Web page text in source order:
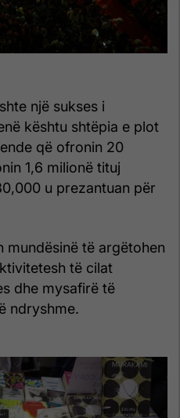
një sukses i
kështu shtëpia e plot
që ofronin 20
1,6 milionë tituj
u prezantuan për
mundësinë të argëtohen
të cilat
dhe mysafirë të
ndryshme.